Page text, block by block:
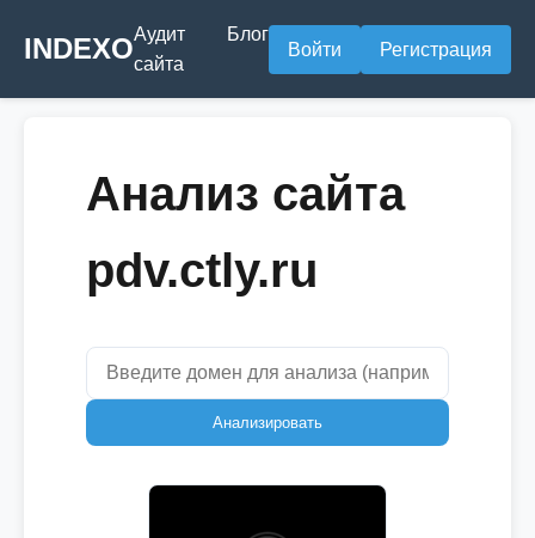
INDEXOАудит
сайта
Блог
Войти Регистрация
Анализ сайта
pdv.ctly.ru
Анализировать